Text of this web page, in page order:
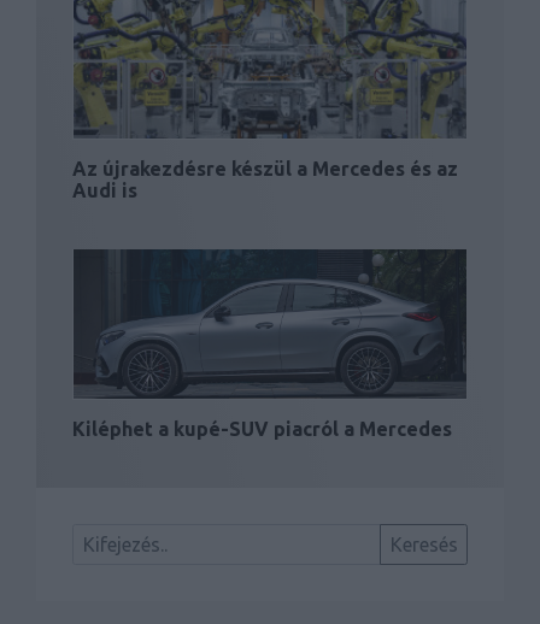
Az újrakezdésre készül a Mercedes és az
Audi is
Kiléphet a kupé-SUV piacról a Mercedes